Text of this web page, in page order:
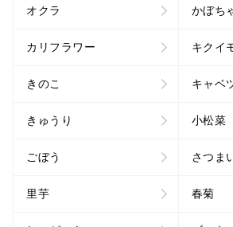
オクラ かぼち
カリフラワー キクイ
きのこ キャベ
きゅうり 小松菜
ごぼう さつま
里芋 春菊